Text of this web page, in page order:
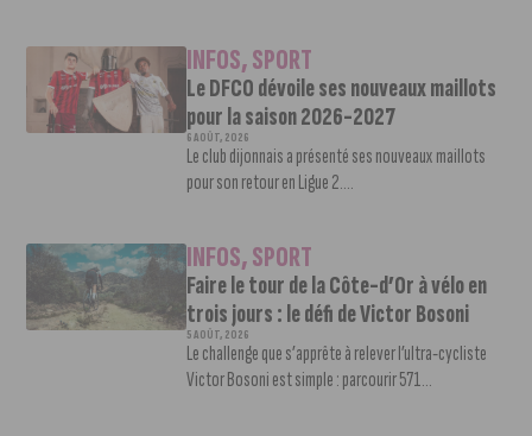
INFOS,SPORT
Le DFCO dévoile ses nouveaux maillots
pour la saison 2026-2027
6 AOÛT, 2026
Le club dijonnais a présenté ses nouveaux maillots
pour son retour en Ligue 2....
INFOS,SPORT
Faire le tour de la Côte-d’Or à vélo en
trois jours : le défi de Victor Bosoni
5 AOÛT, 2026
Le challenge que s’apprête à relever l’ultra-cycliste
Victor Bosoni est simple : parcourir 571...